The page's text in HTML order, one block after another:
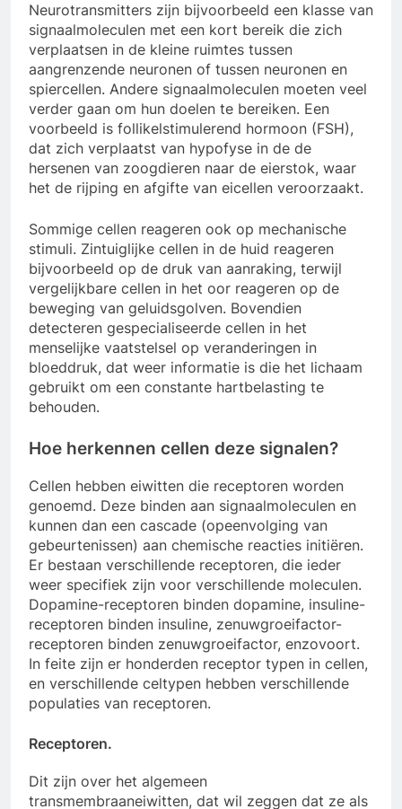
Neurotransmitters zijn bijvoorbeeld een klasse van
signaalmoleculen met een kort bereik die zich
verplaatsen in de kleine ruimtes tussen
aangrenzende neuronen of tussen neuronen en
spiercellen. Andere signaalmoleculen moeten veel
verder gaan om hun doelen te bereiken. Een
voorbeeld is follikelstimulerend hormoon (FSH),
dat zich verplaatst van hypofyse in de de
hersenen van zoogdieren naar de eierstok, waar
het de rijping en afgifte van eicellen veroorzaakt.
Sommige cellen reageren ook op mechanische
stimuli. Zintuiglijke cellen in de huid reageren
bijvoorbeeld op de druk van aanraking, terwijl
vergelijkbare cellen in het oor reageren op de
beweging van geluidsgolven. Bovendien
detecteren gespecialiseerde cellen in het
menselijke vaatstelsel op veranderingen in
bloeddruk, dat weer informatie is die het lichaam
gebruikt om een constante hartbelasting te
behouden.
Hoe herkennen cellen deze signalen?
Cellen hebben eiwitten die receptoren worden
genoemd. Deze binden aan signaalmoleculen en
kunnen dan een cascade (opeenvolging van
gebeurtenissen) aan chemische reacties initiëren.
Er bestaan verschillende receptoren, die ieder
weer specifiek zijn voor verschillende moleculen.
Dopamine-receptoren binden dopamine, insuline-
receptoren binden insuline, zenuwgroeifactor-
receptoren binden zenuwgroeifactor, enzovoort.
In feite zijn er honderden receptor typen in cellen,
en verschillende celtypen hebben verschillende
populaties van receptoren.
Receptoren.
Dit zijn over het algemeen
transmembraaneiwitten, dat wil zeggen dat ze als